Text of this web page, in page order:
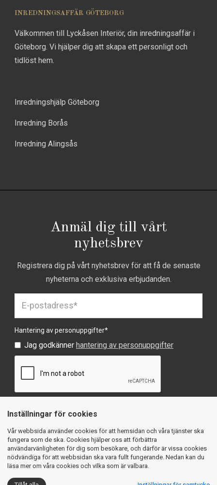
INREDNINGSAFFÄR GÖTEBORG
Välkommen till Lyckåsen Interiör, din inredningsaffär i
Göteborg. Vi hjälper dig att skapa ett personligt och
tidlöst hem.
Inredningshjälp Göteborg
Inredning Borås
Inredning Alingsås
Anmäl dig till vårt
nyhetsbrev
Registrera dig på vårt nyhetsbrev för att få de senaste
nyheterna och exklusiva erbjudanden.
Hantering av personuppgifter*
Jag godkänner hantering av personuppgifter
Inställningar för cookies
Vår webbsida använder cookies för att hemsidan och våra tjänster ska
fungera som de ska. Cookies hjälper oss att förbättra
användarvänligheten för dig som besökare, och därför är vissa cookies
nödvändiga för att webbsidan ska vara fullt fungerande. Nedan kan du
läsa mer om våra cookies och vilka som är valbara.